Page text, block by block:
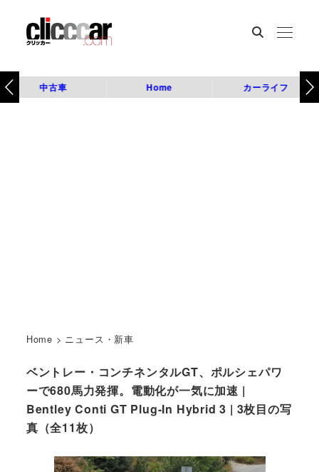
中古車 Home カーライフ
Home > ニュース・新車
ベントレー・コンチネンタルGT、ポルシェパワ
ーで680馬力発揮。電動化が一気に加速 |
Bentley Conti GT Plug-In Hybrid 3 | 3枚目の写
真（全11枚）